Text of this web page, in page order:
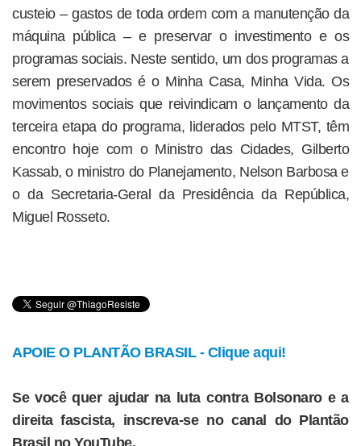
custeio – gastos de toda ordem com a manutenção da
máquina pública – e preservar o investimento e os
programas sociais. Neste sentido, um dos programas a
serem preservados é o Minha Casa, Minha Vida. Os
movimentos sociais que reivindicam o lançamento da
terceira etapa do programa, liderados pelo MTST, têm
encontro hoje com o Ministro das Cidades, Gilberto
Kassab, o ministro do Planejamento, Nelson Barbosa e
o da Secretaria-Geral da Presidência da República,
Miguel Rosseto.
APOIE O PLANTÃO BRASIL - Clique aqui!
Se você quer ajudar na luta contra Bolsonaro e a
direita fascista, inscreva-se no canal do Plantão
Brasil no YouTube.